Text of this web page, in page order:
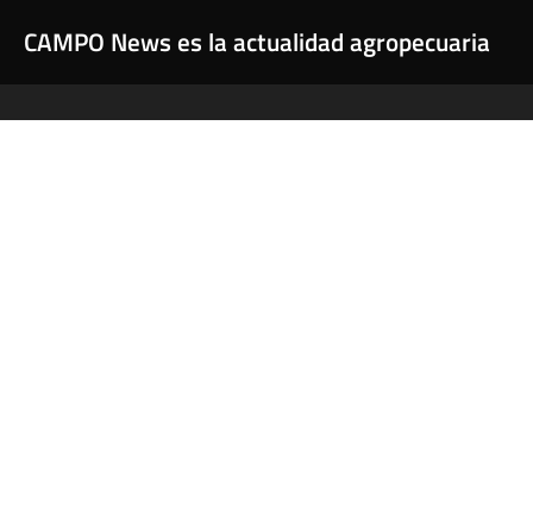
CAMPO News es la actualidad agropecuaria